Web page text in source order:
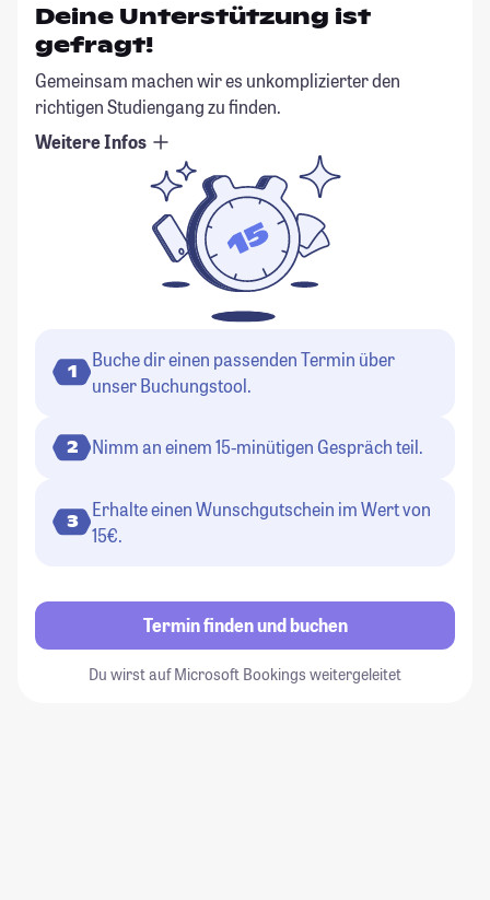
Deine Unterstützung ist
gefragt!
Gemeinsam machen wir es unkomplizierter den
richtigen Studiengang zu finden.
Weitere Infos
1
Buche dir einen passenden Termin über
unser Buchungstool.
2 Nimm an einem 15-minütigen Gespräch teil.
3
Erhalte einen Wunschgutschein im Wert von
15€.
Termin finden und buchen
Du wirst auf Microsoft Bookings weitergeleitet